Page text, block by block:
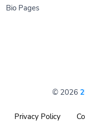
Bio Pages
© 2026
Privacy Policy